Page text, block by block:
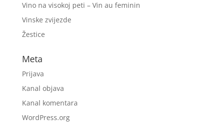
Vino na visokoj peti – Vin au feminin
Vinske zvijezde
Žestice
Meta
Prijava
Kanal objava
Kanal komentara
WordPress.org